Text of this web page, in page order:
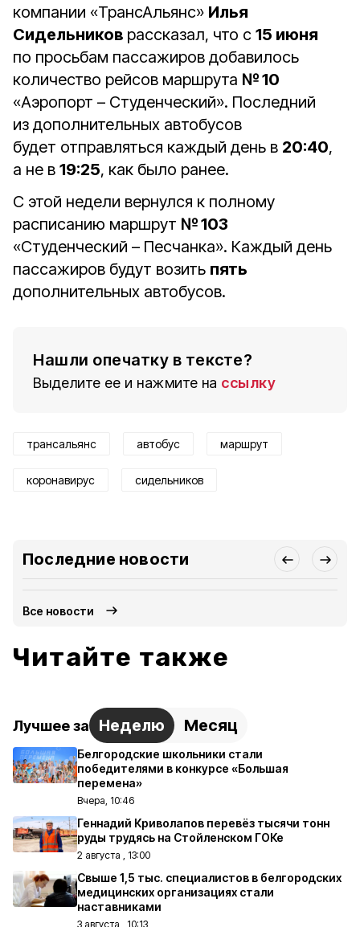
компании «ТрансАльянс» Илья
Сидельников рассказал, что с 15 июня
по просьбам пассажиров добавилось
количество рейсов маршрута № 10
«Аэропорт – Студенческий». Последний
из дополнительных автобусов
будет отправляться каждый день в 20:40,
а не в 19:25, как было ранее.
С этой недели вернулся к полному
расписанию маршрут № 103
«Студенческий – Песчанка». Каждый день
пассажиров будут возить пять
дополнительных автобусов.
Нашли опечатку в тексте?
Выделите ее и нажмите на ссылку
трансальянс автобус маршрут
коронавирус сидельников
Последние новости
Все новости
Читайте также
Лучшее за Неделю Месяц
Белгородские школьники стали
победителями в конкурсе «Большая
перемена»
Вчера, 10:46
Геннадий Криволапов перевёз тысячи тонн
руды трудясь на Стойленском ГОКе
2 августа , 13:00
Свыше 1,5 тыс. специалистов в белгородских
медицинских организациях стали
наставниками
3 августа , 10:13